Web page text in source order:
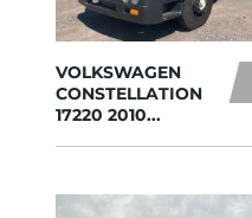
VOLKSWAGEN
CONSTELLATION
17220 2010...